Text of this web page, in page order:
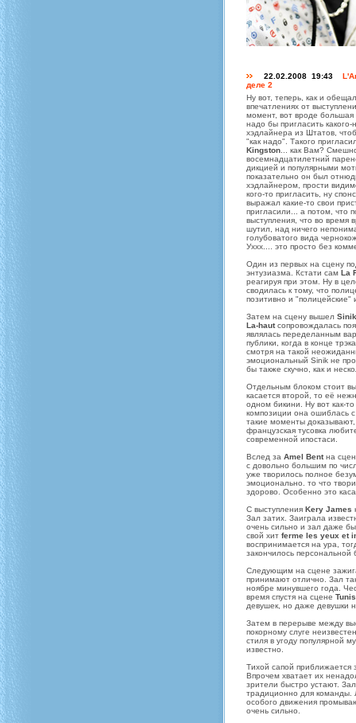
22.02.2008 19:43
деле 2
Ну вот, теперь, как и
впечатлениях от
момент, вот вроде
надо бы пригласить какого-
хэдлайнера из Штатов,
"как надо". Такого
Kingston ... как Вам?
восемнадцатилетний
дикцией и популярными
показательно он был
хэдлайнером, прости
кого-то пригласить, ну
выражал какие-то свои
пригласили... а потом, что
выступления, что во время
шутил, над ничего
голубоватого вида
Уххх.... это просто без
Один из первых на сцену
энтузиазма. Кстати сам La
реагируя при этом. Ну в
сводилась к тому, что
позитивно и "полицейские"
Затем на сцену вышел Sinik
Lа-hautсопровождалась
являлась переделанным
публики, когда в конце
смотря на такой
эмоциональный Sinik не
бы также скучно, как и
Отдельным блоком стоит
касается второй, то её
одном бикини. Ну вот как-
композиции она ошиблась
такие моменты
французская тусовка
современной ипостаси.
Вслед за Amel Bentнa
с довольно большим по
уже творилось полное
эмоционально. то что
здорово. Особенно это
С выступления Kery James
Зал затих. Заиграла
очень сильно и зал даже
свой хит ferme les yeux et
воспринимается на ура,
закончилось
Следующим на сцене
принимают отлично. Зал
ноябре минувшего года.
время спустя на сцене
девушек, но даже девушки
Затем в перерыве между
покорному слуге
стиля в угоду популярной
известно.
Тихой сапой
Впрочем хватает их
зрители быстро устают.
традиционно для команды.
особого движения
очень сильно.